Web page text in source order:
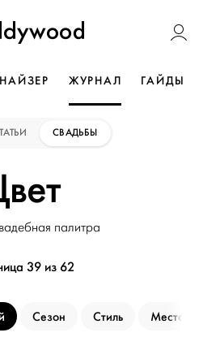
Weddywood
ЖУРНАЛ ГАЙДЫ
СВАДЬБЫ
палитра
39 из 62
Сезон Стиль Место